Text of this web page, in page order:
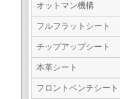
オットマン機構
フルフラットシート
チップアップシート
本革シート
フロントベンチシート